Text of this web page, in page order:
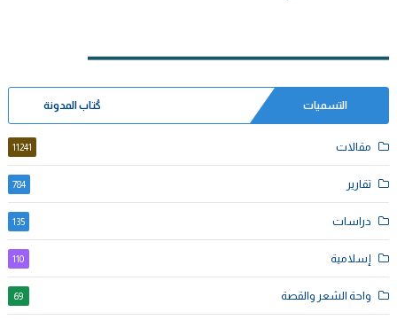
التسميات كُتاب المدونة
مقالات 11241
تقارير 784
دراسات 135
إسلامية 110
واحة الشعر والقصة 69